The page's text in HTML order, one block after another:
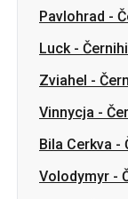
Pavlohrad -
Luck-
Zviahel -
Vinnycja -
Bila Cerkva -
Volodymyr -